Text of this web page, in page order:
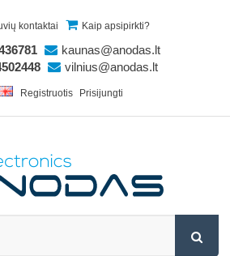
kontaktai Kaip apsipirkti?
kaunas@anodas.lt
vilnius@anodas.lt
Registruotis Prisijungti